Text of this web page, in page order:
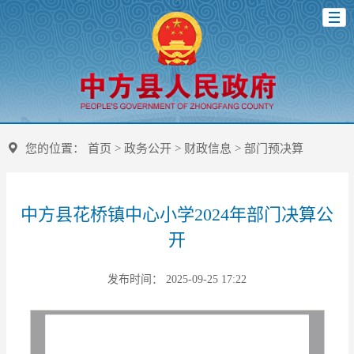
您的位置： 首页 > 政务公开> 财政信息 > 部门预决算
中方县花桥镇中心小学2024年部门决算公
开
发布时间： 2025-09-25 17:22